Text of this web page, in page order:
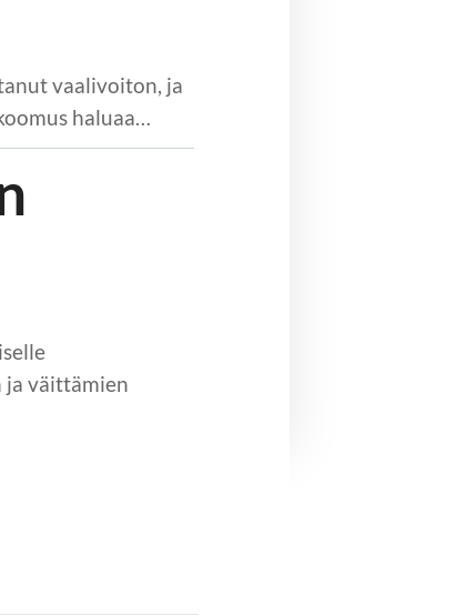
vaalivoiton, ja
haluaa…
ja väittämien